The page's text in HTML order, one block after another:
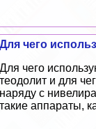
Для чего
Для чего
теодолит и для
наряду с
такие аппараты,